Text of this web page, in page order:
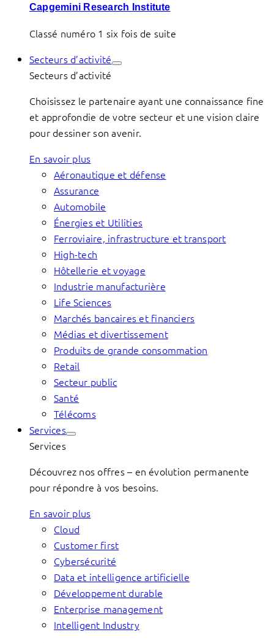
Capgemini Research Institute
Classé numéro 1 six fois de suite
Secteurs d’activité
Secteurs d’activité
Choisissez le partenaire ayant une connaissance fine
et approfondie de votre secteur et une vision claire
pour dessiner son avenir.
En savoir plus
Aéronautique et défense
Assurance
Automobile
Énergies et Utilities
Ferroviaire, infrastructure et transport
High-tech
Hôtellerie et voyage
Industrie manufacturière
Life Sciences
Marchés bancaires et financiers
Médias et divertissement
Produits de grande consommation
Retail
Secteur public
Santé
Télécoms
Services
Services
Découvrez nos offres – en évolution permanente
pour répondre à vos besoins.
En savoir plus
Cloud
Customer first
Cybersécurité
Data et intelligence artificielle
Développement durable
Enterprise management
Intelligent Industry